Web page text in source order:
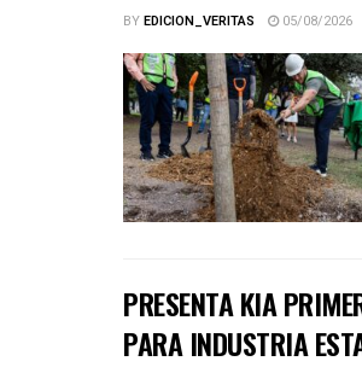
BYEDICION_VERITAS 05/08/2026
PRESENTA KIA
PARA INDUSTRIA